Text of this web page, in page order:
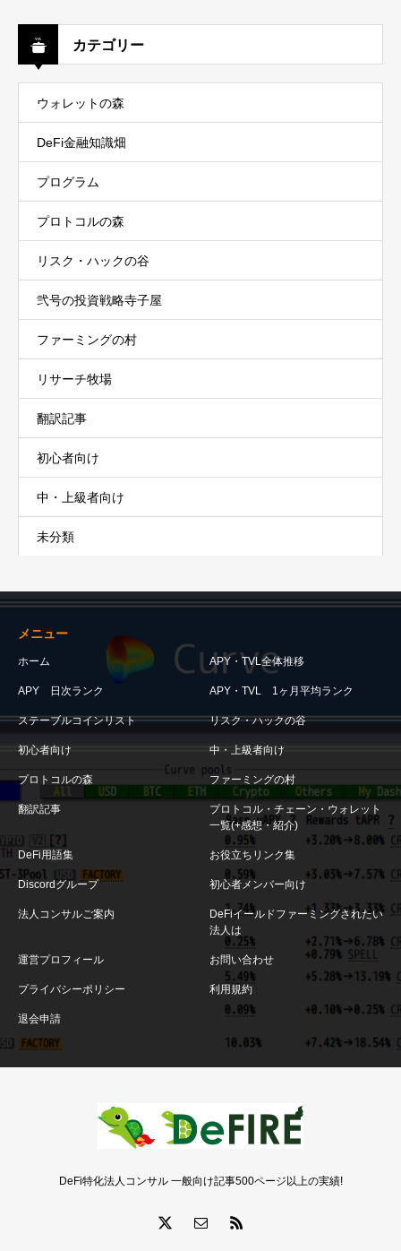
カテゴリー
ウォレットの森
DeFi金融知識畑
プログラム
プロトコルの森
リスク・ハックの谷
弐号の投資戦略寺子屋
ファーミングの村
リサーチ牧場
翻訳記事
初心者向け
中・上級者向け
未分類
メニュー
ホーム APY・TVL全体推移
APY 日次ランク APY・TVL 1ヶ月平均ランク
ステーブルコインリスト リスク・ハックの谷
初心者向け 中・上級者向け
プロトコルの森 ファーミングの村
翻訳記事
プロトコル・チェーン・ウォレット
一覧(+感想・紹介)
DeFi用語集 お役立ちリンク集
Discordグループ 初心者メンバー向け
法人コンサルご案内
DeFiイールドファーミングされたい
法人は
運営プロフィール お問い合わせ
プライバシーポリシー 利用規約
退会申請
DeFi特化法人コンサル 一般向け記事500ページ以上の実績!